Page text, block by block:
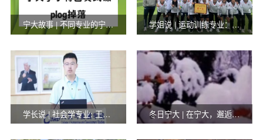
宁大故事 | 不同专业的宁大学子特色实践课plog掉落 学姐说 | 运动训练专业：张佳——诗酒趁年华，在汗与泪的碰撞中奋勇直前
学长说 | 社会学专业: 王泽达——勤勉笃行，似崖上青松迎风雪却坚韧不拔 冬日宁大 | 在宁大，邂逅美丽的冬日——致每位追梦少年人